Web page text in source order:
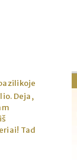
Deja,
Tad